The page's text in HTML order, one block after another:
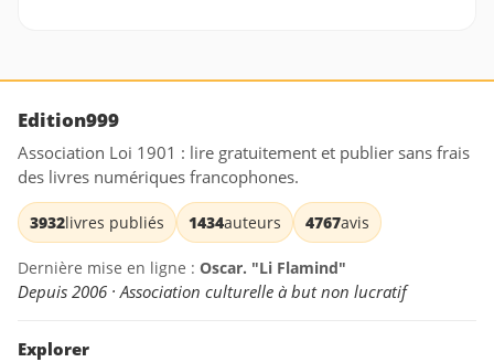
Edition999
Association Loi 1901 : lire gratuitement et publier sans frais
des livres numériques francophones.
3932livres publiés 1434auteurs 4767avis
Dernière mise en ligne : Oscar. "Li Flamind"
Depuis 2006 · Association culturelle à but non lucratif
Explorer